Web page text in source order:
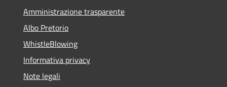
Amministrazione trasparente
Albo Pretorio
WhistleBlowing
Informativa privacy
Note legali